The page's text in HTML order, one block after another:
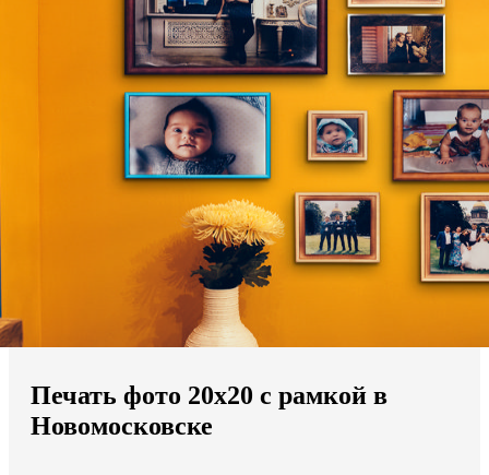
Ваш регион доставки
Выберите из списка:
Мы доставляем по всему миру
Продолжить без города
Печать фото 20х20 с рамкой в
Новомосковске